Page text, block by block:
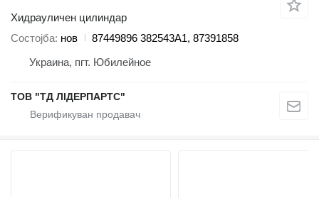
Хидрауличен цилиндар
Состојба нов
87449896 382543A1, 87391858
Украина, пгт. Юбилейное
ТОВ "ТД ЛІДЕРПАРТС"